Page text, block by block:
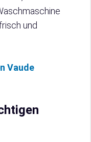
und
Vaude